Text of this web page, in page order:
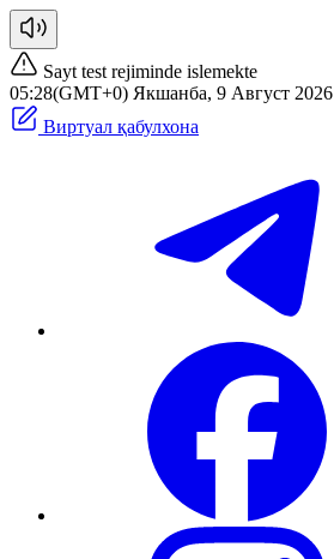
Sayt test rejiminde islemekte
05:28(GMT+0) Якшанба, 9 Август 2026
Виртуал қабулхона